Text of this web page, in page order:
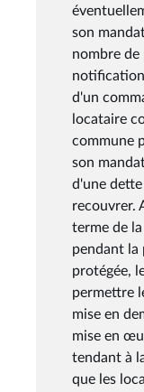
son
nombre de
d'un
locataire
commune
son
d'une
recouvrer.
terme de
pendant la
protégée,
permettre
mise en
mise en
tendant à
que les